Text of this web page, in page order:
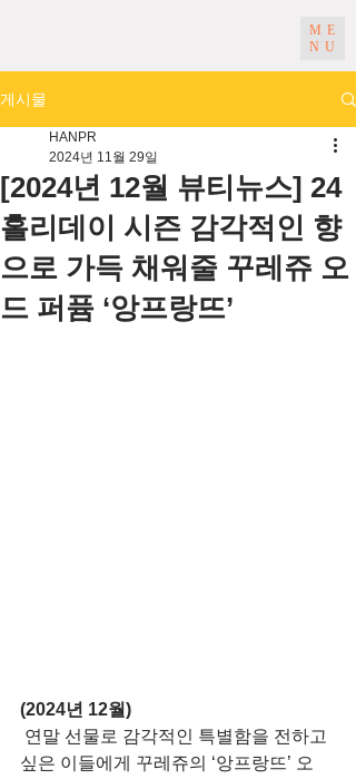
ME
NU
게시물
[2024년 12월 뷰티뉴스] 24
홀리데이 시즌 감각적인 향
으로 가득 채워줄 꾸레쥬 오
드 퍼퓸 ‘앙프랑뜨’
HANPR
2024년 11월 29일
(2024년 12월)
연말 선물로 감각적인 특별함을 전하고
싶은 이들에게 꾸레쥬의 ‘앙프랑뜨’ 오